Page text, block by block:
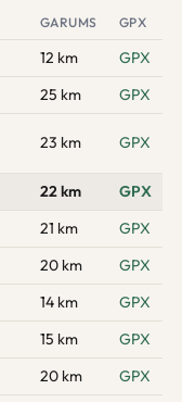
GARUMS GPX
12 km
GPX
25 km
GPX
23 km GPX
22 km
GPX
21 km
GPX
20 km
GPX
14 km
GPX
15 km
GPX
20 km
GPX